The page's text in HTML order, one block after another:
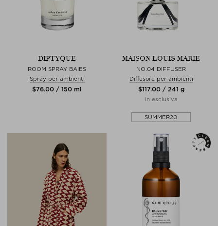
DIPTYQUE
ROOM SPRAY BAIES
Spray per ambienti
$‌76.00 / 150 ml
MAISON LOUIS MARIE
NO.04 DIFFUSER
Diffusore per ambienti
$‌117.00 / 241 g
In esclusiva
SUMMER20